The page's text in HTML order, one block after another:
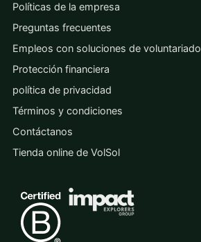
Políticas de la empresa
Preguntas frecuentes
Empleos con soluciones de voluntariado
Protección financiera
política de privacidad
Términos y condiciones
Contáctanos
Tienda online de VolSol